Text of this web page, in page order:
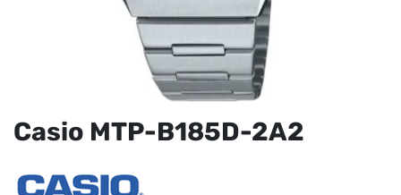
Casio MTP-B185D-2A2